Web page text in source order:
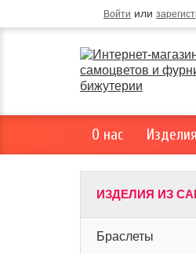
Войти или
О нас
ИЗДЕЛИЯ ИЗ
Браслеты